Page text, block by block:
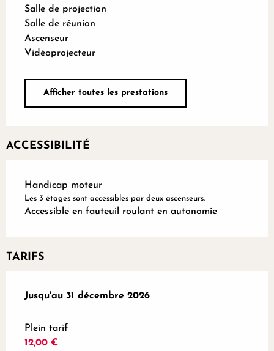
Salle de projection
Salle de réunion
Ascenseur
Vidéoprojecteur
Afficher toutes les prestations
ACCESSIBILITÉ
Handicap moteur
Les 3 étages sont accessibles par deux ascenseurs.
Accessible en fauteuil roulant en autonomie
TARIFS
Du6 juin 2026au31 décembre 2026
Jusqu'au 31 décembre 2026
Plein tarif
12,00 €